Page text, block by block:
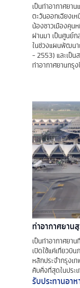
เป็นท่าอากาศยา
ตะวันออกเฉียงเ
น้องชาวเมืองคุน
ผ่านมา เป็นศูนย์
ในช่วงแผนพัฒนา
- 2553) และเป็
ท่าอากาศยานกรุ
ท่าอากาศยาน
เป็นท่าอากาศยา
เปิดใช้แค่เที่ยวบิ
หลักประจำกรุงเ
คับคั่งที่สุดในประ
รับประทานอาห